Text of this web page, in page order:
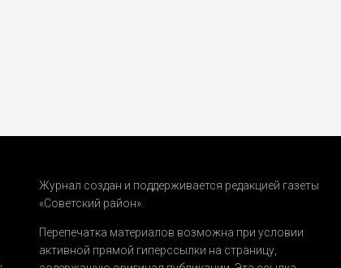
Журнал создан и поддерживается редакцией газеты
«Советский район».
Перепечатка материалов возможна при условии
активной прямой гиперссылки на страницу,